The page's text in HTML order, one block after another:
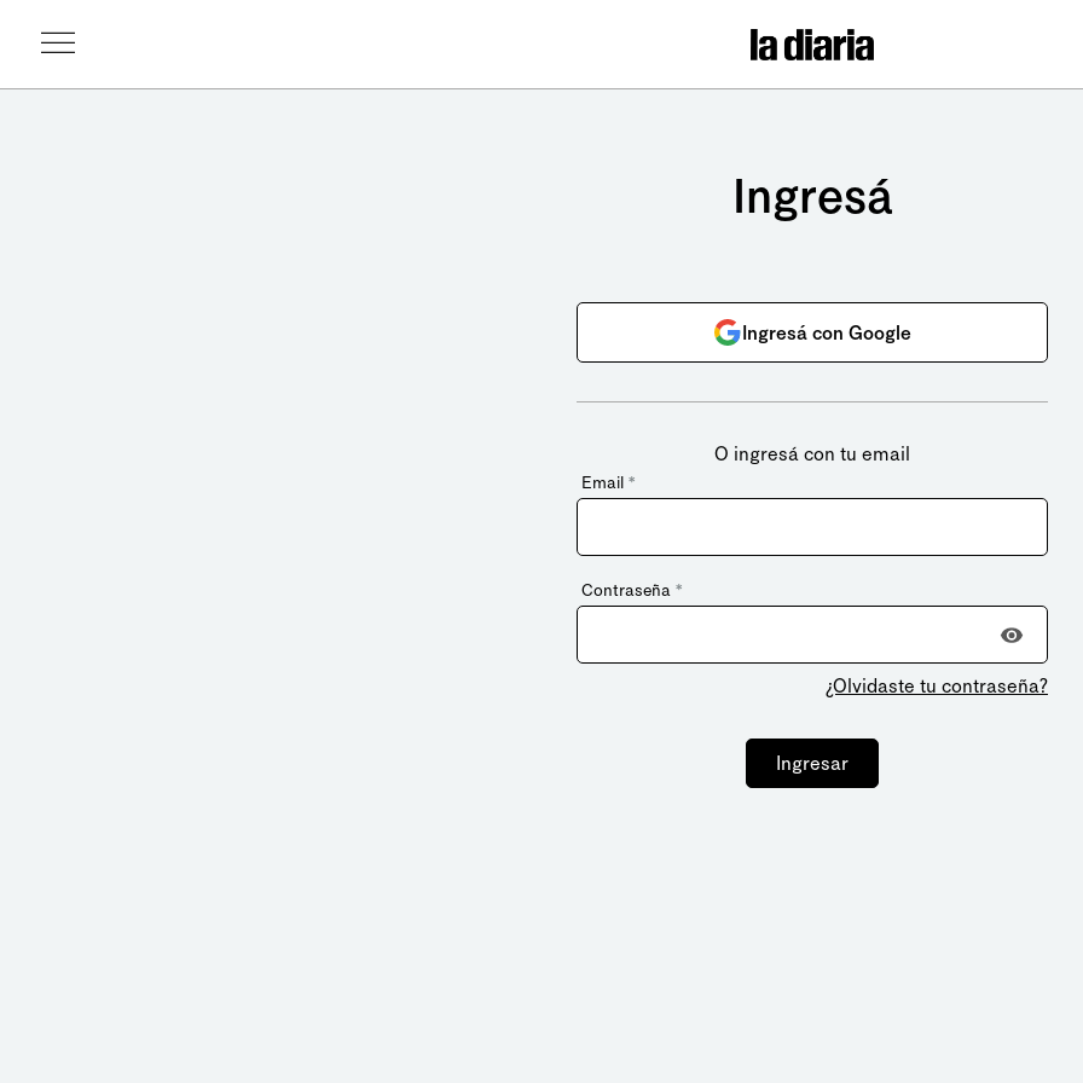
Ingresá
Ingresá con Google
O ingresá con tu email
Email *
Contraseña *
¿Olvidaste tu contraseña?
Ingresar